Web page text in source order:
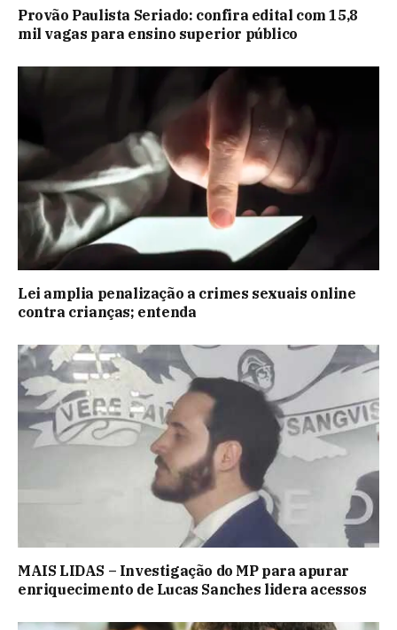
Provão Paulista Seriado: confira edital com 15,8
mil vagas para ensino superior público
Lei amplia penalização a crimes sexuais online
contra crianças; entenda
MAIS LIDAS – Investigação do MP para apurar
enriquecimento de Lucas Sanches lidera acessos